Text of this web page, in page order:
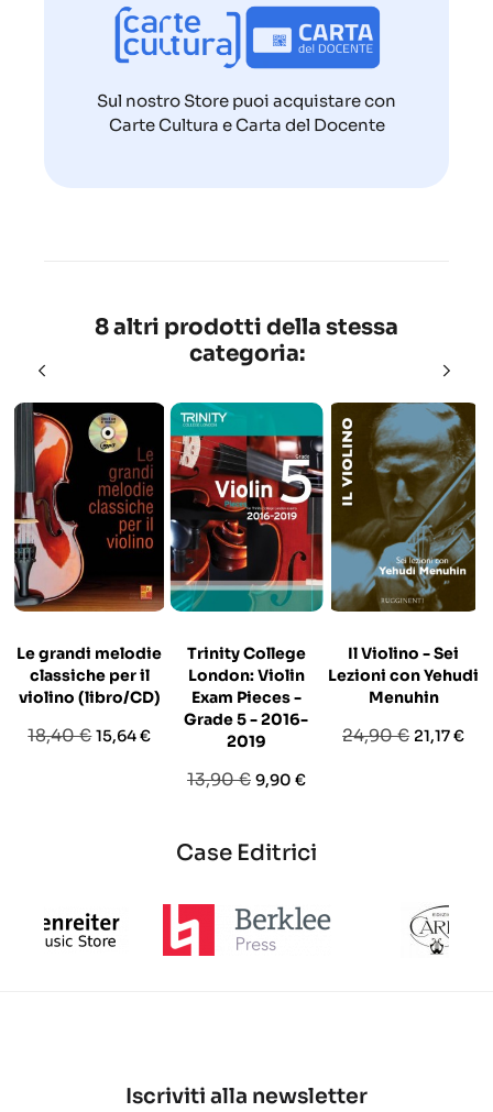
Sul nostro Store puoi acquistare con
Carte Cultura e Carta del Docente
8 altri prodotti della stessa
categoria:
Le grandi melodie
classiche per il
violino (libro/CD)
Prezzo
18,40 €Prezzo
15,64 €
Trinity College
London: Violin
Exam Pieces -
Grade 5 - 2016-
2019
Prezzo
13,90 € Prezzo
9,90 €
Il Violino - Sei
Lezioni con Yehudi
Menuhin
Prezzo
24,90 € Prezzo
21,17 €
Case Editrici
Iscriviti alla newsletter